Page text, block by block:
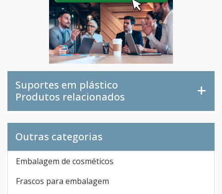
Suportes em plástico
Produtos relacionados
Outras categorias
Embalagem de cosméticos
Frascos para embalagem